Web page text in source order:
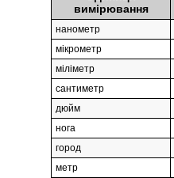
вимірювання
нанометр
мікрометр
міліметр
сантиметр
дюйм
нога
город
метр